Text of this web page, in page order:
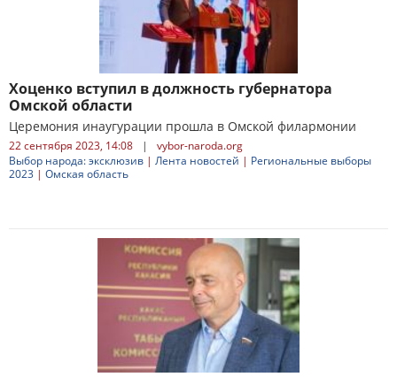
Хоценко вступил в должность губернатора
Омской области
Церемония инаугурации прошла в Омской филармонии
22 сентября 2023, 14:08 |
vybor-naroda.org
Выбор народа: эксклюзив | Лента новостей | Региональные выборы
2023 | Омская область